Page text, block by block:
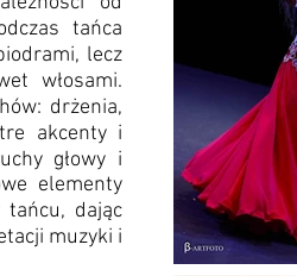
tańca
lecz
włosami.
drżenia,
akcenty i
głowy i
elementy
dając
muzyki i